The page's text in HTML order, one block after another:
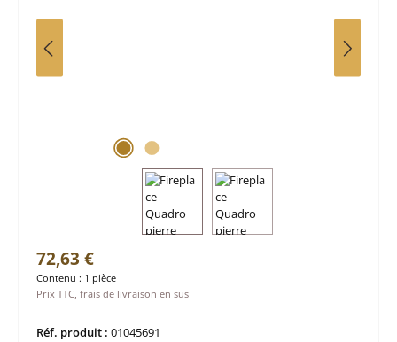
Prix régulier :
72,63 €
Contenu : 1 pièce
Prix TTC, frais de livraison en sus
Réf. produit : 01045691